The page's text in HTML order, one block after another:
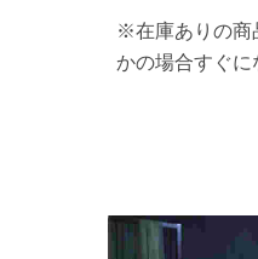
※在庫ありの商
かの場合すぐに